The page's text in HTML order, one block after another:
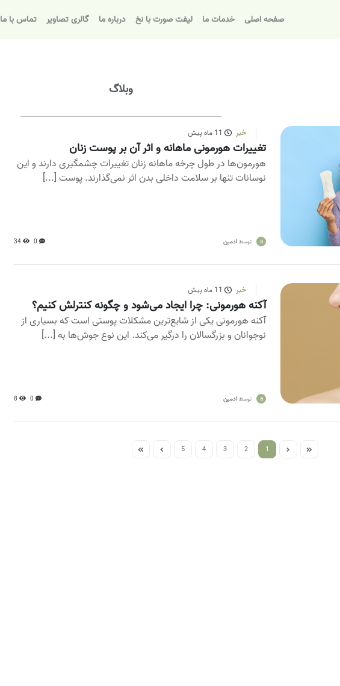
صفحه اصلی خدمات ما لیفت صورت با نخ درباره ما گالری تصاویر تماس با ما
وبلاگ
خبر 11 ماه پیش
تغییرات هورمونی ماهانه و اثر آن بر پوست زنان
هورمون‌ها در طول چرخه ماهانه زنان تغییرات چشمگیری دارند و این
نوسانات تنها بر سلامت داخلی بدن اثر نمی‌گذارند. پوست [...]
a توسطادمین 0
34
خبر 11 ماه پیش
آکنه هورمونی: چرا ایجاد می‌شود و چگونه کنترلش کنیم؟
آکنه هورمونی یکی از شایع‌ترین مشکلات پوستی است که بسیاری از
نوجوانان و بزرگسالان را درگیر می‌کند. این نوع جوش‌ها به [...]
a توسطادمین 0
8
1
2
3
4
5